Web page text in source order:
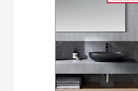
まずはここから（6）
リフォームおすすめ（6）
補助金・優遇制度を知る（1）